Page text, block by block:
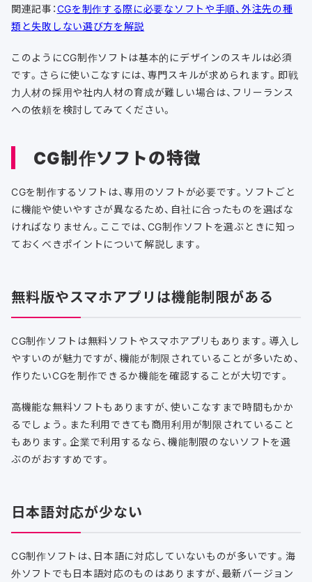
関連記事：CGを制作する際に必要なソフトや手順、外注先の種
類と失敗しない選び方を解説
このようにCG制作ソフトは基本的にデザインのスキルは必須
です。さらに使いこなすには、専門スキルが求められます。即戦
力人材の採用や社内人材の育成が難しい場合は、フリーランス
への依頼を検討してみてください。
CG制作ソフトの特徴
CGを制作するソフトは、専用のソフトが必要です。ソフトごと
に機能や使いやすさが異なるため、自社に合ったものを選ばな
ければなりません。ここでは、CG制作ソフトを選ぶときに知っ
ておくべきポイントについて解説します。
無料版やスマホアプリは機能制限がある
CG制作ソフトは無料ソフトやスマホアプリもあります。導入し
やすいのが魅力ですが、機能が制限されていることが多いため、
作りたいCGを制作できるか機能を確認することが大切です。
高機能な無料ソフトもありますが、使いこなすまで時間もかか
るでしょう。また利用できても商用利用が制限されていること
もあります。企業で利用するなら、機能制限のないソフトを選
ぶのがおすすめです。
日本語対応が少ない
CG制作ソフトは、日本語に対応していないものが多いです。海
外ソフトでも日本語対応のものはありますが、最新バージョン